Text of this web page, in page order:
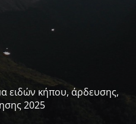
ειδών κήπου, άρδευσης,
2025